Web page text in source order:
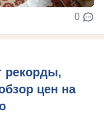
0
рекорды,
цен на